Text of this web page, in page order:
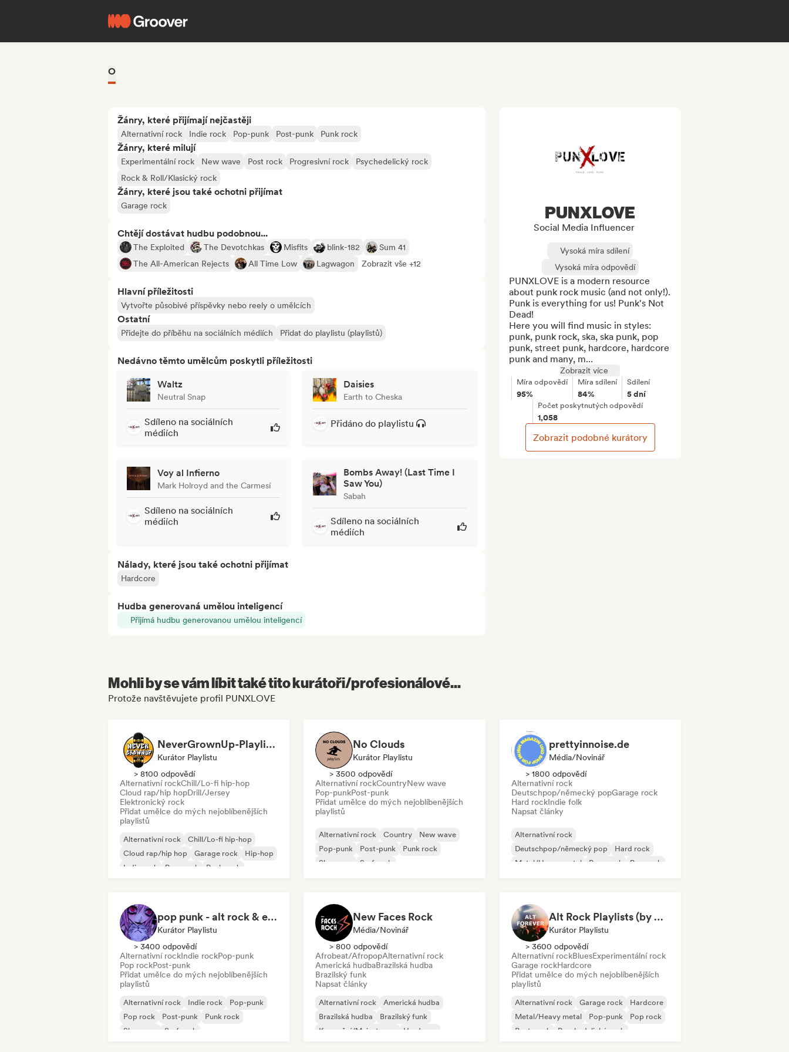
O
Žánry, které přijímají nejčastěji
Alternativní rock Indie rock Pop-punk Post-punk Punk rock
Žánry, které milují
Experimentální rock New wave Post rock Progresivní rock
Psychedelický rock
Rock & Roll/Klasický rock
Žánry, které jsou také ochotni přijímat
Garage rock
Chtějí dostávat hudbu podobnou...
The Exploited The Devotchkas Misfits blink-182
Sum 41
The All-American Rejects
All Time Low Lagwagon Zobrazit vše +12
Hlavní příležitosti
Vytvořte působivé příspěvky nebo reely o umělcích
Ostatní
Přidejte do příběhu na sociálních médiích Přidat do playlistu (playlistů)
Nedávno těmto umělcům poskytli příležitosti
Waltz
Neutral Snap
Sdíleno na sociálních
médiích
Daisies
Earth to Cheska
Přidáno do playlistu
Voy al Infierno
Mark Holroyd and the Carmesí
Sdíleno na sociálních
médiích
Bombs Away! (Last Time I
Saw You)
Sabah
Sdíleno na sociálních
médiích
Nálady, které jsou také ochotni přijímat
Hardcore
Hudba generovaná umělou inteligencí
Přijímá hudbu generovanou umělou inteligencí
PUNXLOVE
Social Media Influencer
Vysoká míra sdílení
Vysoká míra odpovědí
PUNXLOVE is a modern resource
about punk rock music (and not only!).
Punk is everything for us! Punk's Not
Dead!
Here you will find music in styles:
punk, punk rock, ska, ska punk, pop
punk, street punk, hardcore, hardcore
punk and many, m...
Zobrazit více
Míra odpovědí
95%
Míra sdílení
84%
Sdílení
5 dní
Počet poskytnutých odpovědí
1,058
Zobrazit podobné kurátory
Mohli by se vám líbit také tito kurátoři/profesionálové...
Protože navštěvujete profil PUNXLOVE
NeverGrownUp-Playlists
Kurátor Playlistu
> 8100 odpovědí
Alternativní rockChill/Lo-fi hip-hop
Cloud rap/hip hopDrill/Jersey
Elektronický rock
Přidat umělce do mých nejoblíbenějších
playlistů
Alternativní rock
Chill/Lo-fi hip-hop
Cloud rap/hip hop
Garage rock
Hip-hop
Indie rock
Pop-punk Punk rock
No Clouds
Kurátor Playlistu
> 3500 odpovědí
Alternativní rockCountryNew wave
Pop-punkPost-punk
Přidat umělce do mých nejoblíbenějších
playlistů
Alternativní rock Country
New wave
Pop-punk
Post-punk
Punk rock
Shoegaze
Surf rock
prettyinnoise.de
Média/novinář
> 1800 odpovědí
Alternativní rock
Deutschpop/německý popGarage rock
Hard rockIndie folk
Napsat články
Alternativní rock
Deutschpop/německý pop
Hard rock
Metal/Heavy metal
Pop-punk
Pop rock
pop punk - alt rock & emo
Kurátor Playlistu
> 3400 odpovědí
Alternativní rockIndie rockPop-punk
Pop rockPost-punk
Přidat umělce do mých nejoblíbenějších
playlistů
Alternativní rock Indie rock
Pop-punk
Pop rock
Post-punk
Punk rock
Shoegaze
Surf rock
New Faces Rock
Média/novinář
> 800 odpovědí
Afrobeat/AfropopAlternativní rock
Americká hudbaBrazilská hudba
Brazilský funk
Napsat články
Alternativní rock
Americká hudba
Brazilská hudba
Brazilský funk
Komerční/Mainstream
Hardcore
Alt Rock Playlists (by Saticöy)
Kurátor Playlistu
> 3600 odpovědí
Alternativní rockBluesExperimentální rock
Garage rockHardcore
Přidat umělce do mých nejoblíbenějších
playlistů
Alternativní rock Garage rock
Hardcore
Metal/Heavy metal
Pop-punk
Pop rock
Post-punk
Psychedelický rock